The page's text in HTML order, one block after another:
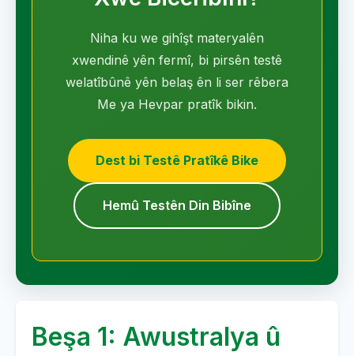
Niha ku we gihîşt materyalên
xwendinê yên fermî, bi pirsên testê
welatîbûnê yên belaş ên li ser rêbera
Me ya Hevpar pratîk bikin.
Dest bi Testê Pratîkê Bike
Hemû Testên Din Bibîne
Beşa 1: Awustralya û